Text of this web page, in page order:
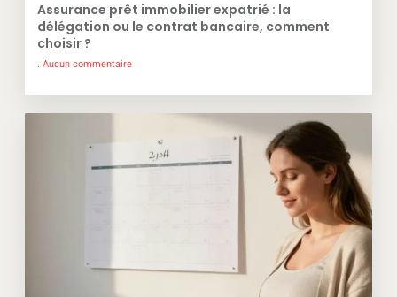
Assurance prêt immobilier expatrié : la
délégation ou le contrat bancaire, comment
choisir ?
Aucun commentaire